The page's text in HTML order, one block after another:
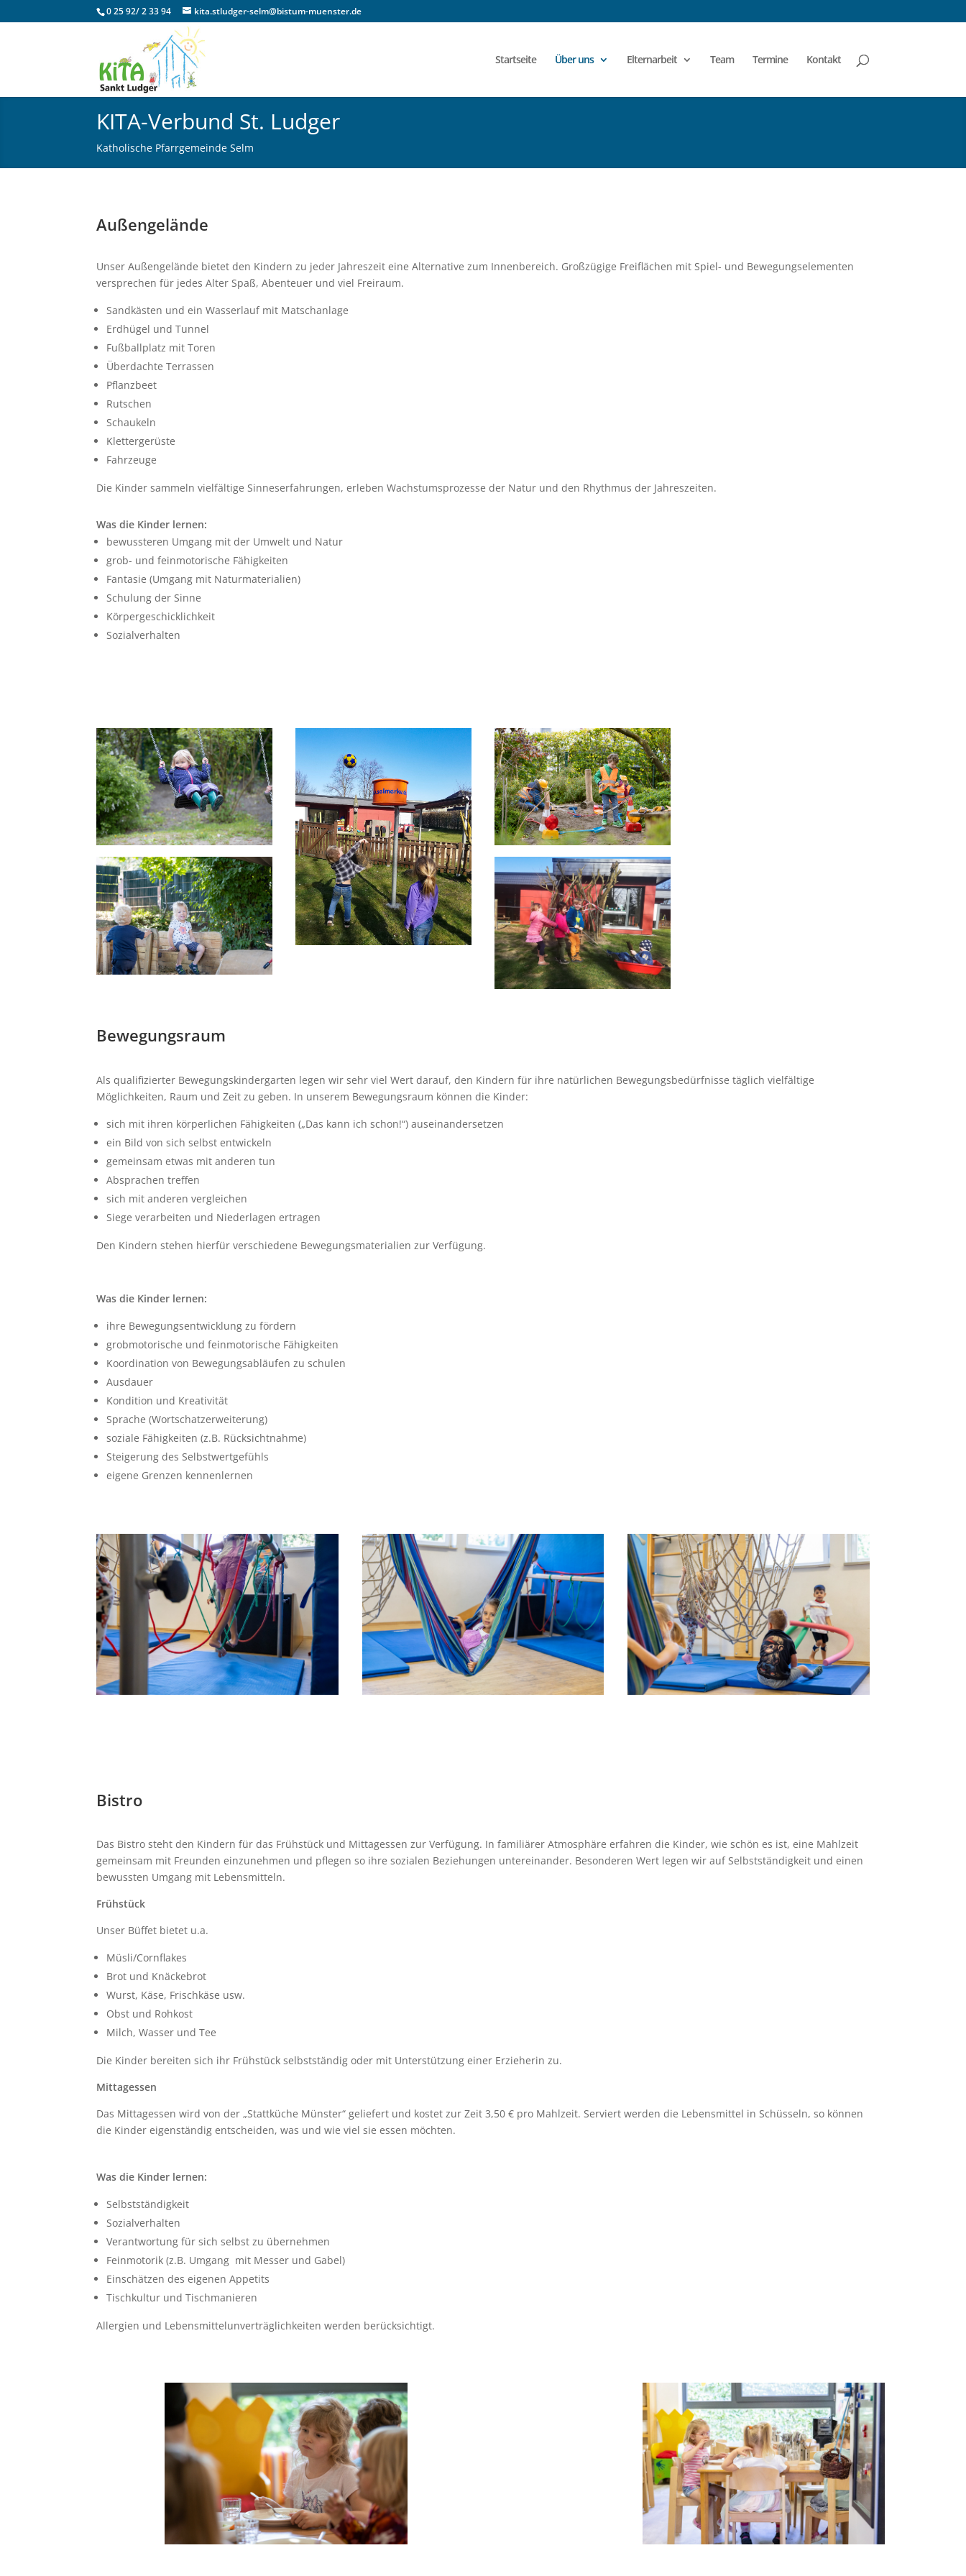
0 25 92/ 2 33 94 kita.stludger-selm@bistum-muenster.de
Startseite Über uns Elternarbeit Team Termine Kontakt
KITA-Verbund St. Ludger
Katholische Pfarrgemeinde Selm
Außengelände
Unser Außengelände bietet den Kindern zu jeder Jahreszeit eine Alternative zum Innenbereich. Großzügige Freiflächen mit Spiel- und Bewegungselementen
versprechen für jedes Alter Spaß, Abenteuer und viel Freiraum.
Sandkästen und ein Wasserlauf mit Matschanlage
Erdhügel und Tunnel
Fußballplatz mit Toren
Überdachte Terrassen
Pflanzbeet
Rutschen
Schaukeln
Klettergerüste
Fahrzeuge
Die Kinder sammeln vielfältige Sinneserfahrungen, erleben Wachstumsprozesse der Natur und den Rhythmus der Jahreszeiten.
Was die Kinder lernen:
bewussteren Umgang mit der Umwelt und Natur
grob- und feinmotorische Fähigkeiten
Fantasie (Umgang mit Naturmaterialien)
Schulung der Sinne
Körpergeschicklichkeit
Sozialverhalten
Bewegungsraum
Als qualifizierter Bewegungskindergarten legen wir sehr viel Wert darauf, den Kindern für ihre natürlichen Bewegungsbedürfnisse täglich vielfältige
Möglichkeiten, Raum und Zeit zu geben. In unserem Bewegungsraum können die Kinder:
sich mit ihren körperlichen Fähigkeiten („Das kann ich schon!“) auseinandersetzen
ein Bild von sich selbst entwickeln
gemeinsam etwas mit anderen tun
Absprachen treffen
sich mit anderen vergleichen
Siege verarbeiten und Niederlagen ertragen
Den Kindern stehen hierfür verschiedene Bewegungsmaterialien zur Verfügung.
Was die Kinder lernen:
ihre Bewegungsentwicklung zu fördern
grobmotorische und feinmotorische Fähigkeiten
Koordination von Bewegungsabläufen zu schulen
Ausdauer
Kondition und Kreativität
Sprache (Wortschatzerweiterung)
soziale Fähigkeiten (z.B. Rücksichtnahme)
Steigerung des Selbstwertgefühls
eigene Grenzen kennenlernen
Bistro
Das Bistro steht den Kindern für das Frühstück und Mittagessen zur Verfügung. In familiärer Atmosphäre erfahren die Kinder, wie schön es ist, eine Mahlzeit
gemeinsam mit Freunden einzunehmen und pflegen so ihre sozialen Beziehungen untereinander. Besonderen Wert legen wir auf Selbstständigkeit und einen
bewussten Umgang mit Lebensmitteln.
Frühstück
Unser Büffet bietet u.a.
Müsli/Cornflakes
Brot und Knäckebrot
Wurst, Käse, Frischkäse usw.
Obst und Rohkost
Milch, Wasser und Tee
Die Kinder bereiten sich ihr Frühstück selbstständig oder mit Unterstützung einer Erzieherin zu.
Mittagessen
Das Mittagessen wird von der „Stattküche Münster“ geliefert und kostet zur Zeit 3,50 € pro Mahlzeit. Serviert werden die Lebensmittel in Schüsseln, so können
die Kinder eigenständig entscheiden, was und wie viel sie essen möchten.
Was die Kinder lernen:
Selbstständigkeit
Sozialverhalten
Verantwortung für sich selbst zu übernehmen
Feinmotorik (z.B. Umgang mit Messer und Gabel)
Einschätzen des eigenen Appetits
Tischkultur und Tischmanieren
Allergien und Lebensmittelunverträglichkeiten werden berücksichtigt.